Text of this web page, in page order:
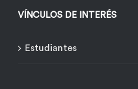
VÍNCULOS DE INTERÉS
Estudiantes